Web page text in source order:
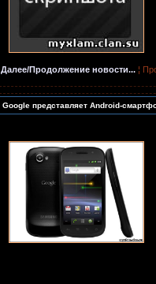
Далее/Продолжение новости... ¦
Google представляет Android-